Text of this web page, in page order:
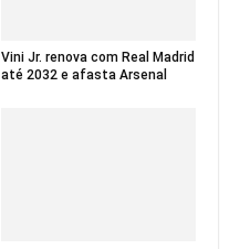
Vini Jr. renova com Real Madrid
até 2032 e afasta Arsenal